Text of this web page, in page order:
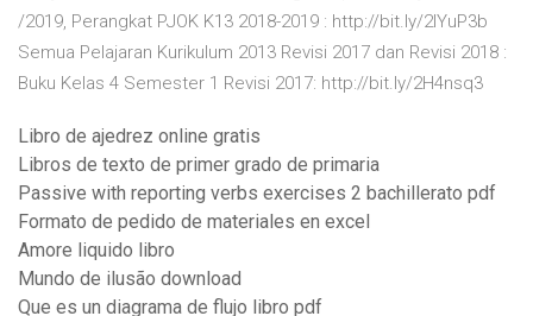
/2019, Perangkat PJOK K13 2018-2019 : http://bit.ly/2IYuP3b
Semua Pelajaran Kurikulum 2013 Revisi 2017 dan Revisi 2018 :
Buku Kelas 4 Semester 1 Revisi 2017: http://bit.ly/2H4nsq3
Libro de ajedrez online gratis
Libros de texto de primer grado de primaria
Passive with reporting verbs exercises 2 bachillerato pdf
Formato de pedido de materiales en excel
Amore liquido libro
Mundo de ilusão download
Que es un diagrama de flujo libro pdf